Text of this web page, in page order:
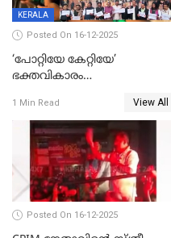
KERALA
Posted On 16-12-2025
‘പോറ്റിയേ കേറ്റിയേ’
ഭക്തവികാരം
ഡിജിപിക്ക് പരാതി; ശക്തമായ
നടപടി വേണമെന്നു
സിപിഐഎമ്മും
1 Min Read View All
Posted On 16-12-2025